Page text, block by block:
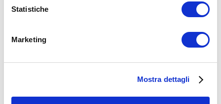
Statistiche
Marketing
Mostra dettagli
ALLENATI CON ME!